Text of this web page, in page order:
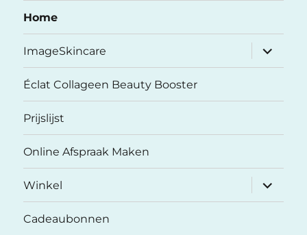
Home
ImageSkincare
submenu
Éclat Collageen Beauty Booster
Prijslijst
Online Afspraak Maken
Winkel
submenu
Cadeaubonnen